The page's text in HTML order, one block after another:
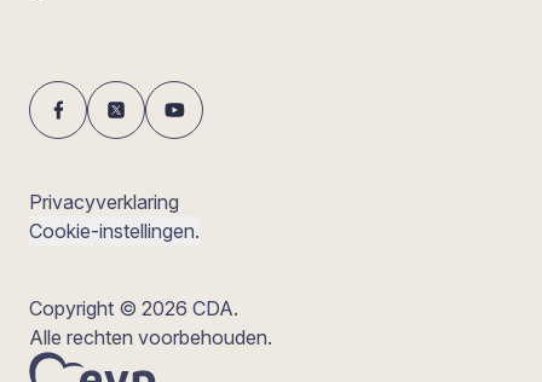
Privacyverklaring
Cookie-instellingen.
Copyright © 2026 CDA.
Alle rechten voorbehouden.